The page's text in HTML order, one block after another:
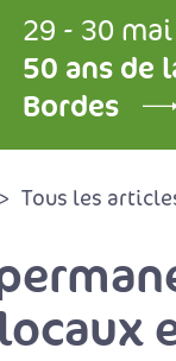
29 - 30
50 ans de
Bordes
Tous les